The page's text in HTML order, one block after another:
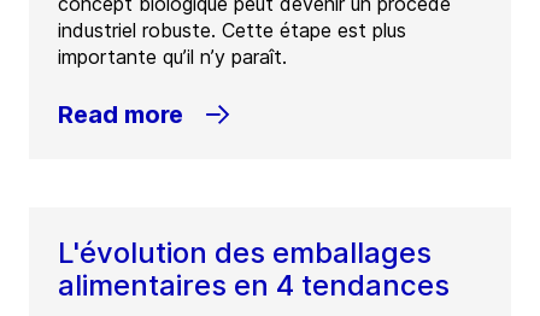
industriel robuste. Cette étape est plus
importante qu’il n’y paraît.
Read more
L'évolution des emballages
alimentaires en 4 tendances